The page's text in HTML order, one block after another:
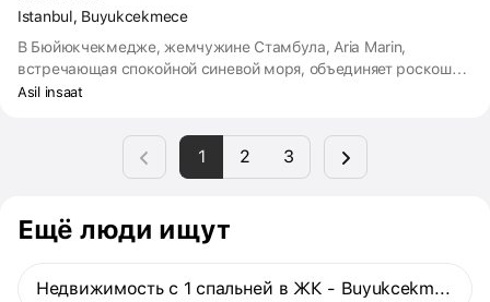
Istanbul, Buyukcekmece
В Бюйюкчекмедже, жемчужине Стамбула, Aria Marin,
встречающая спокойной синевой моря, объединяет роскошь и
комфорт. Привлекая внимание своей современной
предлагает жилое пространство, соответствующее высоким
стандартам жизни.
Asil insaat
1 2 3
Ещё люди ищут
Недвижимость с 1 спальней в ЖК - Buyukcekmece